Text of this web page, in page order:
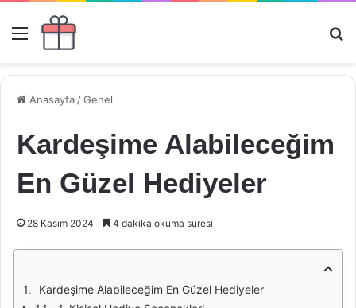
Menü
Anasayfa /Genel
Kardeşime Alabileceğim
En Güzel Hediyeler
28 Kasım 2024 4 dakika okuma süresi
Kardeşime Alabileceğim En Güzel Hediyeler